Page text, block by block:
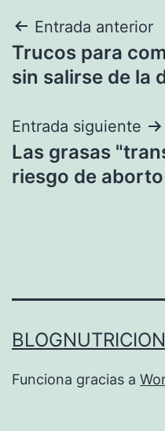
Navegación
de
Entrada anterior
Trucos para
sin salirse de la
Entrada siguiente
Las grasas
riesgo de aborto
Funciona gracias a